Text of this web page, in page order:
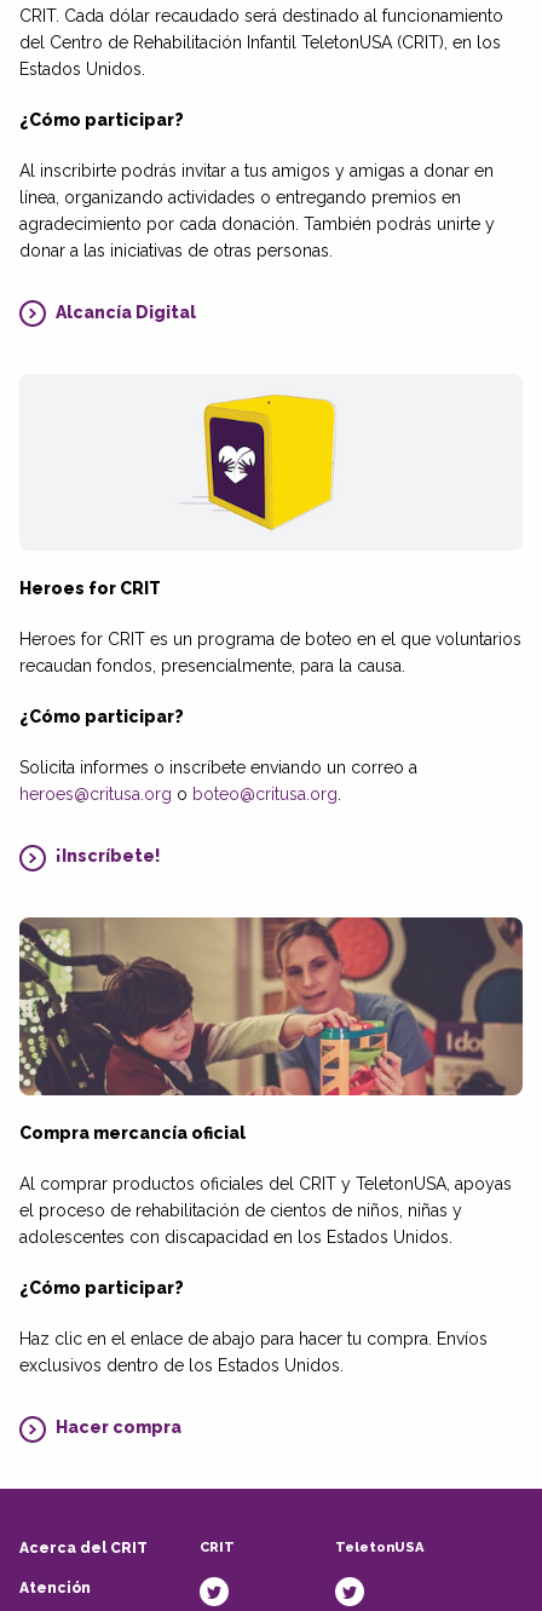
CRIT. Cada dólar recaudado será destinado al funcionamiento
del Centro de Rehabilitación Infantil TeletonUSA (CRIT), en los
Estados Unidos.
¿Cómo participar?
Al inscribirte podrás invitar a tus amigos y amigas a donar en
línea, organizando actividades o entregando premios en
agradecimiento por cada donación. También podrás unirte y
donar a las iniciativas de otras personas.
Alcancía Digital
Heroes for CRIT
Heroes for CRIT es un programa de boteo en el que voluntarios
recaudan fondos, presencialmente, para la causa.
¿Cómo participar?
Solicita informes o inscríbete enviando un correo a
heroes@critusa.org o boteo@critusa.org.
¡Inscríbete!
Compra mercancía oficial
Al comprar productos oficiales del CRIT y TeletonUSA, apoyas
el proceso de rehabilitación de cientos de niños, niñas y
adolescentes con discapacidad en los Estados Unidos.
¿Cómo participar?
Haz clic en el enlace de abajo para hacer tu compra. Envíos
exclusivos dentro de los Estados Unidos.
Hacer compra
Acerca del CRIT
Atención
CRIT TeletonUSA